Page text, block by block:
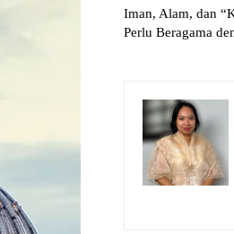
Iman, Alam, dan
Perlu Beragama